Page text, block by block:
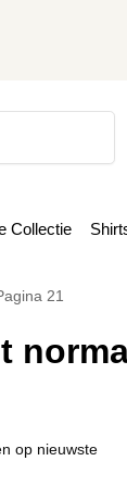
Collectie
21